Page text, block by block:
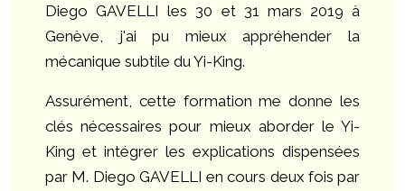
Diego GAVELLI les 30 et 31 mars 2019 à
Genève, j'ai pu mieux appréhender la
mécanique subtile du Yi-King.
Assurément, cette formation me donne les
clés nécessaires pour mieux aborder le Yi-
King et intégrer les explications dispensées
par M. Diego GAVELLI en cours deux fois par